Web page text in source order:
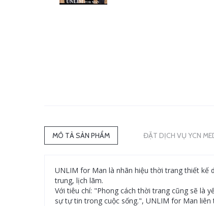
MÔ TẢ SẢN PHẨM ĐẶT DỊCH VỤ YCN
UNLIM for Man là nhãn hiệu thời trang thiết kế
trung, lịch lãm.
Với tiêu chí: "Phong cách thời trang cũng sẽ là
sự tự tin trong cuộc sống.", UNLIM for Man